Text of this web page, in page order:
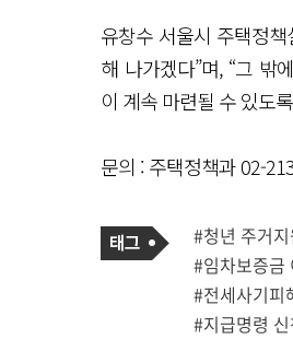
유창수 서울시 주택정
해 나가겠다”며, “그 밖
이 계속 마련될 수 있도
문의 : 주택정책과 02-
사
관
련
태
그
태
그
#청년 주거지
#임차보증금
#전세사기피
#지급명령 신